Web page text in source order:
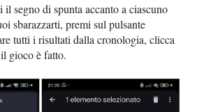
segno di spunta accanto a ciascuno
sbarazzarti, premi sul pulsante
tutti i risultati dalla cronologia, clicca
gioco è fatto.